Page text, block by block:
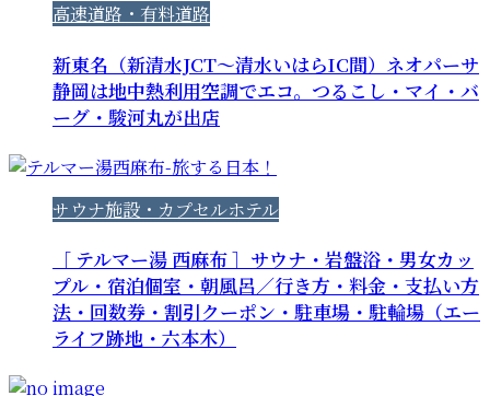
高速道路・有料道路
新東名（新清水JCT～清水いはらIC間）ネオパーサ
静岡は地中熱利用空調でエコ。つるこし・マイ・バ
ーグ・駿河丸が出店
サウナ施設・カプセルホテル
［ テルマー湯 西麻布 ］サウナ・岩盤浴・男女カッ
プル・宿泊個室・朝風呂／行き方・料金・支払い方
法・回数券・割引クーポン・駐車場・駐輪場（エー
ライフ跡地・六本木）